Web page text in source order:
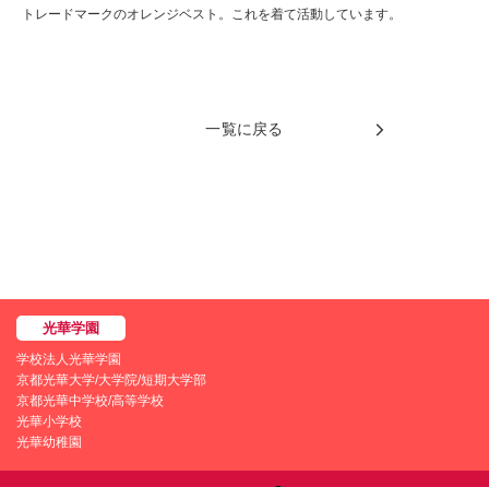
トレードマークのオレンジベスト。これを着て活動しています。
一覧に戻る
学校法人光華学園
京都光華大学/大学院/短期大学部
京都光華中学校/高等学校
光華小学校
光華幼稚園